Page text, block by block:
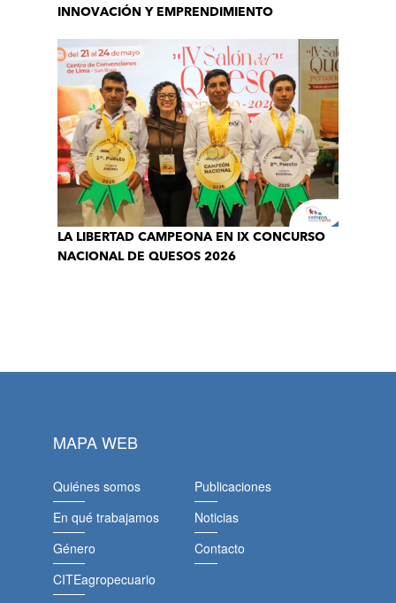
INNOVACIÓN Y EMPRENDIMIENTO
LA LIBERTAD CAMPEONA EN IX CONCURSO
NACIONAL DE QUESOS 2026
MAPA WEB
Quiénes somos
En qué trabajamos
Género
CITEagropecuario
Publicaciones
Noticias
Contacto